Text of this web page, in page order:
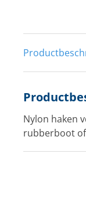
Nylon haken
rubberboot